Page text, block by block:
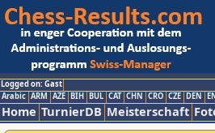
Logged on: Gast
Arabic ARM AZE BIH BUL CAT CHN CRO CZE DEN
Home TurnierDB Meisterschaft